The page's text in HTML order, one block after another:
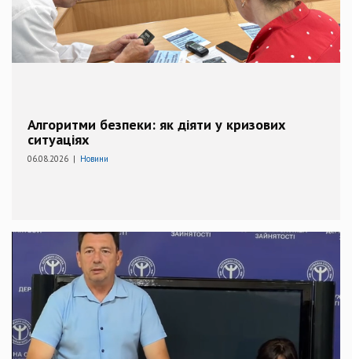
Алгоритми безпеки: як діяти у кризових
ситуаціях
06.08.2026 | Новини